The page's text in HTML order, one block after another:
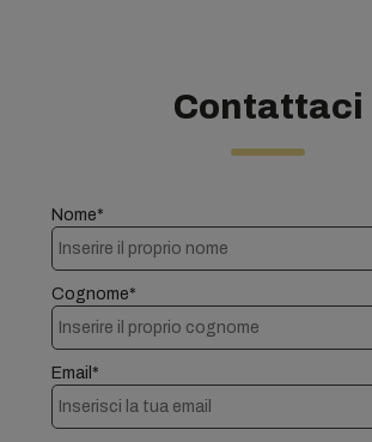
Contattaci
Nome*
Cognome*
Email*